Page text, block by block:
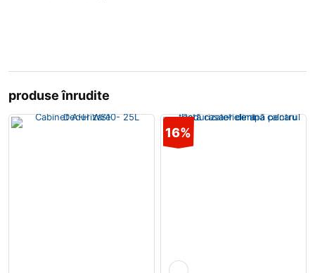
produse înrudite
16%